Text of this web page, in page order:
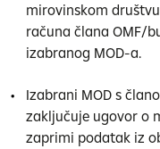
mirovinskom
računa člana OMF/
izabranog MOD-a.
Izabrani MOD s
zaključuje ugovor o
zaprimi podatak iz